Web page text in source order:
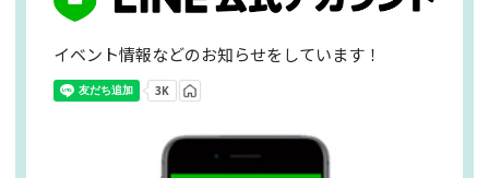
イベント情報などのお知らせをしています！